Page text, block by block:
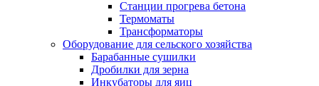
Станции прогрева бетона
Термоматы
Трансформаторы
Оборудование для сельского хозяйства
Барабанные сушилки
Дробилки для зерна
Инкубаторы для яиц